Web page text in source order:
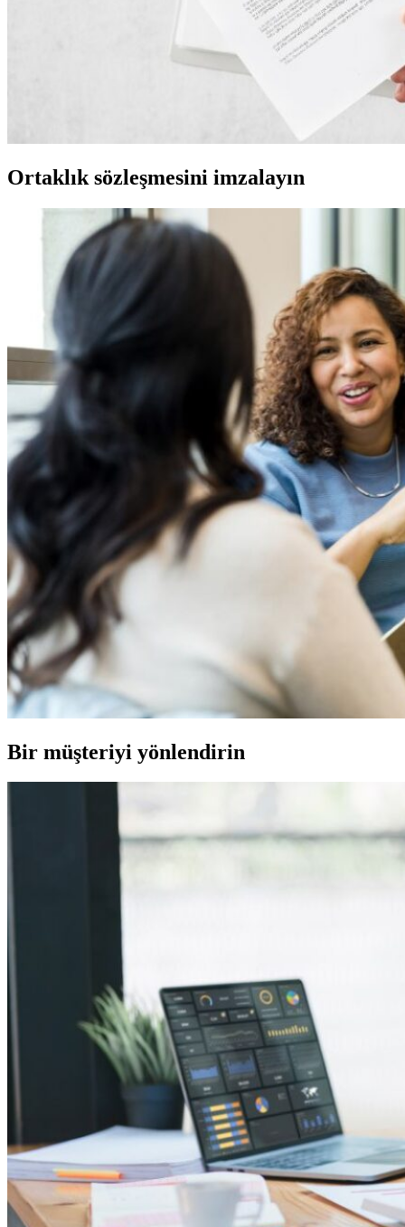
Ortaklık sözleşmesini imzalayın
Bir müşteriyi yönlendirin